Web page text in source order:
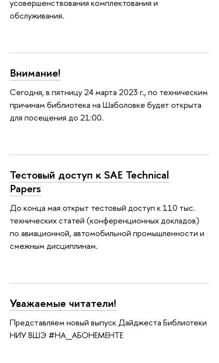
усовершенствования комплектования и
обслуживания.
Внимание!
Сегодня, в пятницу 24 марта 2023 г., по техническим
причинам библиотека на Шаболовке будет открыта
для посещения до 21:00.
Тестовый доступ к SAE Technical
Papers
До конца мая открыт тестовый доступ к 110 тыс.
технических статей (конференционных докладов)
по авиационной, автомобильной промышленности и
смежным дисциплинам.
Уважаемые читатели!
Представляем новый выпуск Дайджеста Библиотеки
НИУ ВШЭ #НА_АБОНЕМЕНТЕ